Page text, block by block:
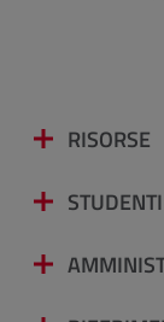
RISORSE
STUDENTI